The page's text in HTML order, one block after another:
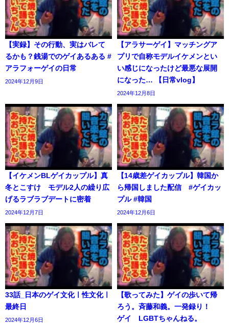
【実録】その行動、実はバレて
るかも？銭湯でのゲイあるある #
アラフォーゲイの日常
2024年12月9日
【アラサーゲイ】マッチングア
プリで自称モデルイケメンとい
い感じになったけど最悪な展開
になった… 【日常vlog】
2024年12月8日
【イケメンBLゲイカップル】真
冬とこすけ モデル2人の繰り広
げるラブラブデートに密着
2024年12月7日
【14歳差ゲイカップル】韓国か
ら帰国しました配信 #ゲイカッ
プル #韓国
2024年12月6日
33話_日本のゲイ文化ㅣ性文化ㅣ
最終日
2024年12月6日
【歌ってみた】ゲイの歩いて帰
ろう。斉藤和義。一発録り！
ゲイ LGBTちゃんねる。